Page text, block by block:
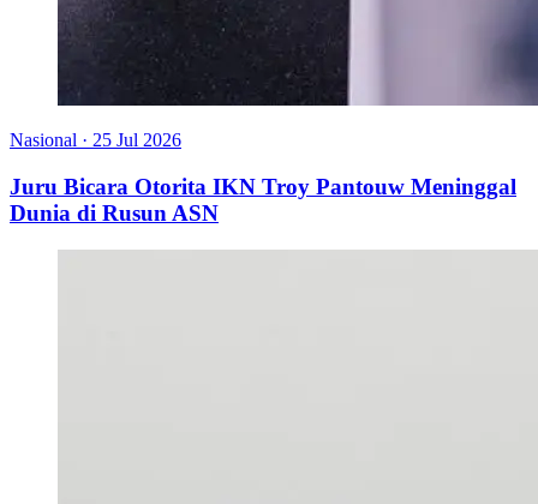
Nasional · 25 Jul 2026
Juru Bicara Otorita IKN Troy Pantouw Meninggal
Dunia di Rusun ASN